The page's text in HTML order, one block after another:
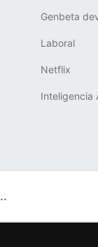
Genbeta
Laboral
Netflix
Inteligencia